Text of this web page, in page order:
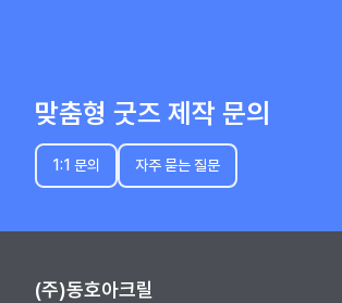
맞춤형 굿즈 제작 문의
1:1 문의 자주 묻는 질문
(주)동호아크릴